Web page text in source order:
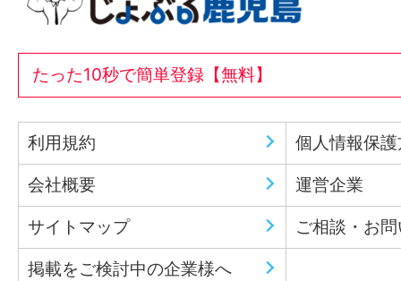
たった10秒で簡単登録【無料】
利用規約 個人情報保
会社概要 運営企業
サイトマップ ご相談・お
掲載をご検討中の企業様へ